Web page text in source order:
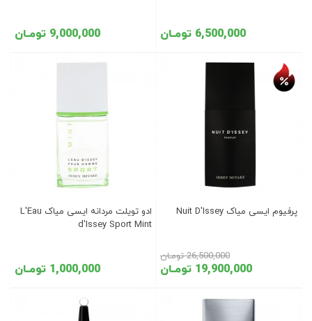
6,500,000 تومـان 9,000,000 تومـان
پرفیوم ایسی میاک Nuit D'Issey
19,900,000 تومـان
26,500,000 تومـان
ادو تویلت مردانه ایسی میاک L'Eau
d'Issey Sport Mint
1,000,000 تومـان